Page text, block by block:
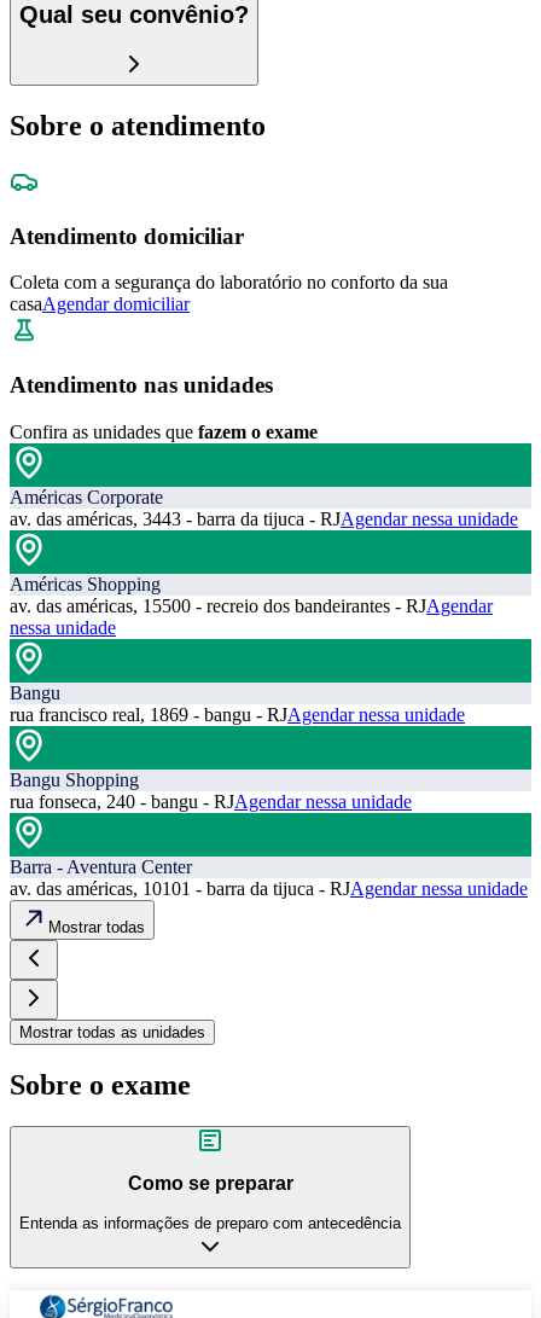
Qual seu convênio?
Sobre o atendimento
Atendimento domiciliar
Coleta com a segurança do laboratório no conforto da sua
casaAgendar domiciliar
Atendimento nas unidades
Confira as unidades que fazem o exame
Américas Corporate
av. das américas, 3443 - barra da tijuca - RJAgendar nessa unidade
Américas Shopping
av. das américas, 15500 - recreio dos bandeirantes - RJAgendar
nessa unidade
Bangu
rua francisco real, 1869 - bangu - RJAgendar nessa unidade
Bangu Shopping
rua fonseca, 240 - bangu - RJAgendar nessa unidade
Barra - Aventura Center
av. das américas, 10101 - barra da tijuca - RJAgendar nessa unidade
Mostrar todas
Mostrar todas as unidades
Sobre o exame
Como se preparar
Entenda as informações de preparo com antecedência